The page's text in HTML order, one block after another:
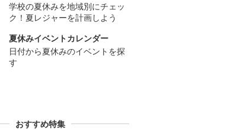
学校の夏休みを地域別にチェッ
ク！夏レジャーを計画しよう
夏休みイベントカレンダー
日付から夏休みのイベントを探
す
おすすめ特集